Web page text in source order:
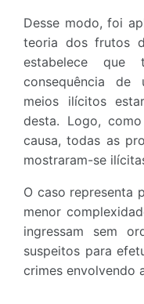
Desse modo, foi
teoria dos frutos
estabelece que
consequência
meios ilícitos
desta. Logo,
causa, todas as
mostraram-se
O caso representa
menor
ingressam sem
suspeitos para
crimes envolvendo